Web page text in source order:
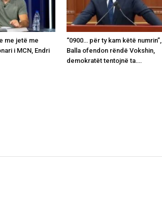
me jetë me
i MCN, Endri
“0900… për ty kam këtë numrin”,
Balla ofendon rëndë Vokshin,
demokratët tentojnë ta….